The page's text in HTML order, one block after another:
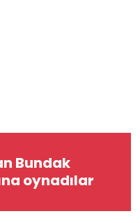
Bundak
oynadılar